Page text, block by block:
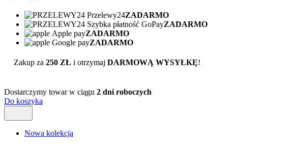
Przelewy24ZADARMO
Szybka płatność GoPayZADARMO
Apple payZADARMO
Google payZADARMO
Zakup za 250 ZŁ i otrzymaj DARMOWĄ WYSYŁKĘ!
Dostarczymy towar w ciągu 2 dni roboczych
Do koszyka
Nowa kolekcja